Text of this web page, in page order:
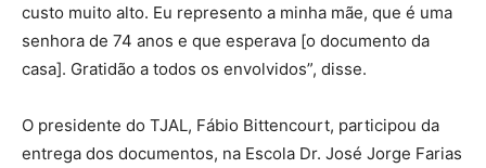
custo muito alto. Eu represento a minha mãe, que é uma
senhora de 74 anos e que esperava [o documento da
casa]. Gratidão a todos os envolvidos”, disse.
O presidente do TJAL, Fábio Bittencourt, participou da
entrega dos documentos, na Escola Dr. José Jorge Farias